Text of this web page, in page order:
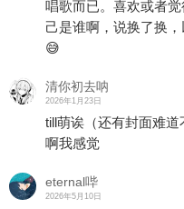
唱歌而已。喜欢或者
己是谁啊，说换了换
😅
清你初去呐
2026年1月23日
till萌诶（还有封面难
啊我感觉
eternal哔
2026年5月10日